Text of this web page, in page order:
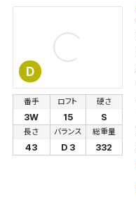
D
番手
3W
ロフト
15
硬さ
S
長さ
43
バランス
D 3
総重量
332